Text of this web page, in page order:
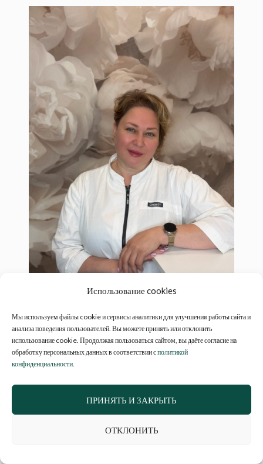
Использование cookies
Мы используем файлы cookie и сервисы аналитики для улучшения работы сайта и
анализа поведения пользователей. Вы можете принять или отклонить
использование cookie. Продолжая пользоваться сайтом, вы даёте согласие на
обработку персональных данных в соответствии сполитикой
конфиденциальности.
ПРИНЯТЬ И ЗАКРЫТЬ
ОТКЛОНИТЬ
Шапран Наталья
Врач косметолог-дерматовенеролог.
Специалист по эстетической,
инъекционной и аппаратной
косметологии, нитевому лифтингу.